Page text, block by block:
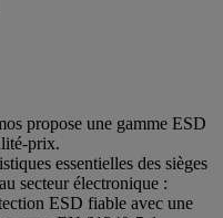
propose une gamme ESD
prix.
essentielles des sièges
secteur électronique :
ESD fiable avec une